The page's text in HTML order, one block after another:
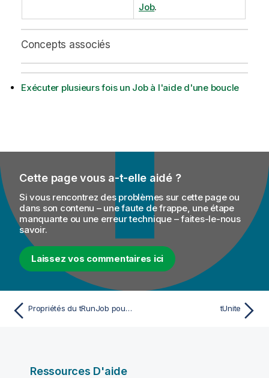
Job.
Concepts associés
Exécuter plusieurs fois un Job à l'aide d'une boucle
Cette page vous a-t-elle aidé ?
Si vous rencontrez des problèmes sur cette page ou
dans son contenu – une faute de frappe, une étape
manquante ou une erreur technique – faites-le-nous
savoir.
Laissez vos commentaires ici
Propriétés du tRunJob pour Apache Spark Batch (déprécié) tUnite
Ressources D'aide